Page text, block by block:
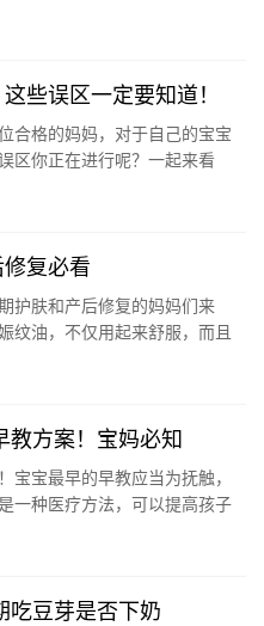
些误区一定要知道！
合格的妈妈，对于自己的宝宝
区你正在进行呢？一起来看
复必看
护肤和产后修复的妈妈们来
纹油，不仅用起来舒服，而且
教方案！宝妈必知
宝最早的早教应当为抚触，
一种医疗方法，可以提高孩子
吃豆芽是否下奶